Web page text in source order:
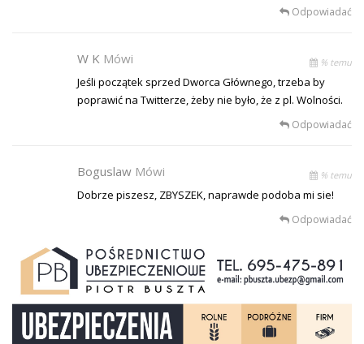
Odpowiadać
W K Mówi % temu
Jeśli początek sprzed Dworca Głównego, trzeba by
poprawić na Twitterze, żeby nie było, że z pl. Wolności.
Odpowiadać
Boguslaw Mówi % temu
Dobrze piszesz, ZBYSZEK, naprawde podoba mi sie!
Odpowiadać